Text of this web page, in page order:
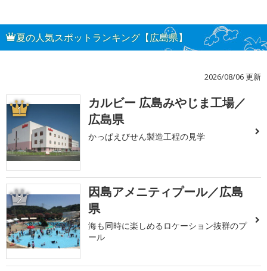
夏の人気スポットランキング【広島県】
2026/08/06 更新
1
カルビー 広島みやじま工場／
広島県
かっぱえびせん製造工程の見学
2
因島アメニティプール／広島
県
海も同時に楽しめるロケーション抜群のプ
ール